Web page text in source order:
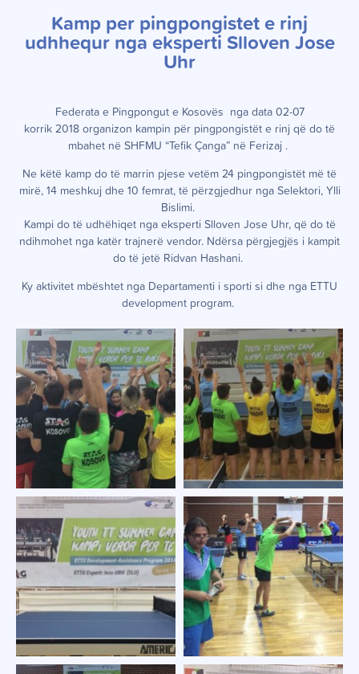
Kamp per pingpongistet e rinj
udhhequr nga eksperti Slloven Jose
Uhr
Federata e Pingpongut e Kosovës
nga data 02-07
korrik 2018 organizon kampin për pingpongistët e rinj që do të
mbahet në SHFMU “Tefik Çanga” në Ferizaj .
Ne këtë kamp do të marrin pjese vetëm 24 pingpongistët më të
mirë, 14 meshkuj dhe 10 femrat, të përzgjedhur nga Selektori, Ylli
Bislimi.
Kampi do të udhëhiqet nga eksperti Slloven Jose Uhr, që do të
ndihmohet nga katër trajnerë vendor. Ndërsa përgjegjës i kampit
do të jetë Ridvan Hashani.
Ky aktivitet mbështet nga Departamenti i sporti si dhe nga ETTU
development program.